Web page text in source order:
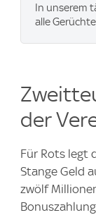
In unserem
alle
der
Für Rots legt
Stange Geld
zwölf